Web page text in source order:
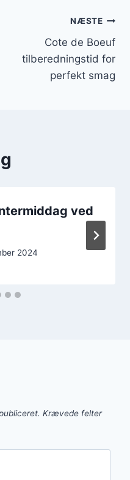
NÆSTE
Cote de Boeuf
tilberedningstid for
perfekt smag
ved
2024
Krævede felter